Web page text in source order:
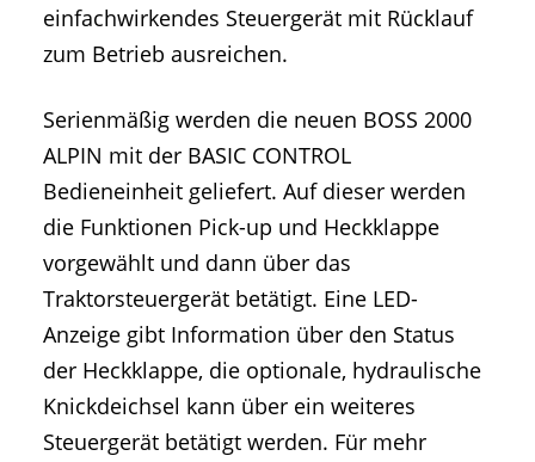
einfachwirkendes Steuergerät mit Rücklauf
zum Betrieb ausreichen.
Serienmäßig werden die neuen BOSS 2000
ALPIN mit der BASIC CONTROL
Bedieneinheit geliefert. Auf dieser werden
die Funktionen Pick-up und Heckklappe
vorgewählt und dann über das
Traktorsteuergerät betätigt. Eine LED-
Anzeige gibt Information über den Status
der Heckklappe, die optionale, hydraulische
Knickdeichsel kann über ein weiteres
Steuergerät betätigt werden. Für mehr